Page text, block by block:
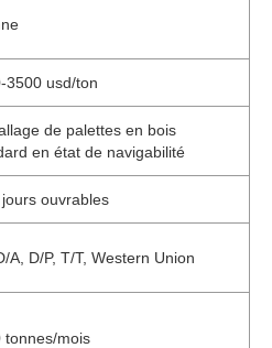
3500 usd/ton
de palettes en bois
en état de navigabilité
ouvrables
A, D/P, T/T, Western Union
tonnes/mois